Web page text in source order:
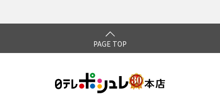
PAGE TOP